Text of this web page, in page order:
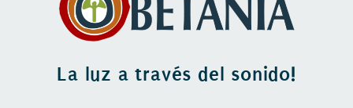
La luz a través del sonido!